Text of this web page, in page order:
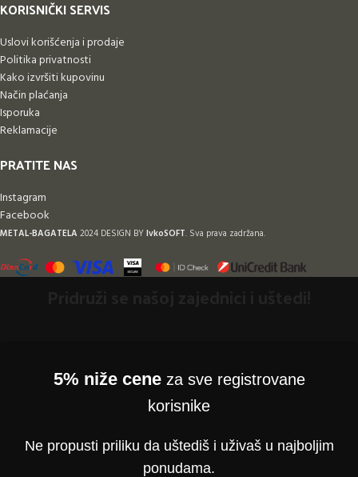
KORISNIČKI SERVIS
Uslovi korišćenja i prodaje
Politika privatnosti
Kako izvršiti kupovinu
Način plaćanja
Isporuka
Reklamacije
PRATITE NAS
Instagram
Facebook
METAL-BAGATELA 2024 DESIGN BYIvkoSOFT. Sva prava zadržana.
5% niže ceneza sve registrovane
korisnike
Ne propusti priliku da uštediš i uživaš u najboljim
ponudama.